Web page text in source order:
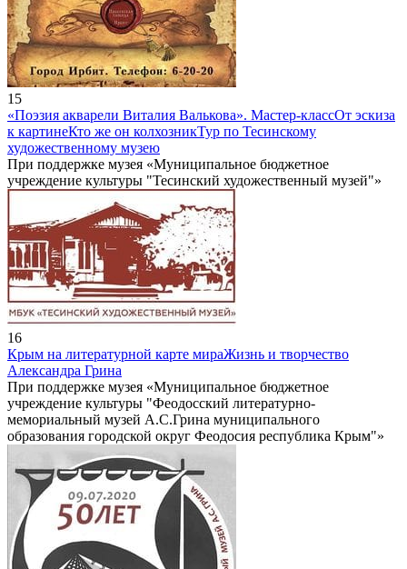
15
«Поэзия акварели Виталия Валькова». Мастер-классОт эскиза
к картинеКто же он колхозникТур по Тесинскому
художественному музею
При поддержке музея «Муниципальное бюджетное
учреждение культуры "Тесинский художественный музей"»
16
Крым на литературной карте мираЖизнь и творчество
Александра Грина
При поддержке музея «Муниципальное бюджетное
учреждение культуры "Феодосский литературно-
мемориальный музей А.С.Грина муниципального
образования городской округ Феодосия республика Крым"»